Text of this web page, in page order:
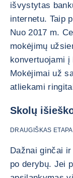
išvystytas
internetu. Taip
Nuo 2017 m.
mokėjimų
konvertuojami
Mokėjimai už
atliekami
Skolų
DRAUGIŠKAS
Dažnai ginčai
po derybų. Jei